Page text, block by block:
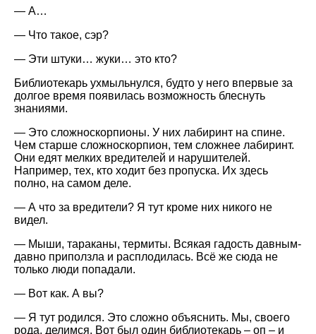
— А…
— Что такое, сэр?
— Эти штуки… жуки… это кто?
Библиотекарь ухмыльнулся, будто у него впервые за
долгое время появилась возможность блеснуть
знаниями.
— Это сложноскорпионы. У них лабиринт на спине.
Чем старше сложноскорпион, тем сложнее лабиринт.
Они едят мелких вредителей и нарушителей.
Например, тех, кто ходит без пропуска. Их здесь
полно, на самом деле.
— А что за вредители? Я тут кроме них никого не
видел.
— Мыши, тараканы, термиты. Всякая гадость давным-
давно приползла и расплодилась. Всё же сюда не
только люди попадали.
— Вот как. А вы?
— Я тут родился. Это сложно объяснить. Мы, своего
рода, делимся. Вот был один библиотекарь – оп – и